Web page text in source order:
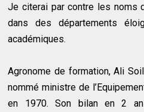
Je citerai par contre les noms
dans des départements
académiques.
Agronome de formation, Ali
nommé ministre de
en 1970. Son bilan en 2